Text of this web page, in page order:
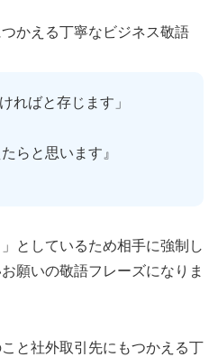
かえる丁寧なビジネス敬語
ればと存じます」
らと思います』
としているため相手に強制し
願いの敬語フレーズになりま
と社外取引先にもつかえる丁